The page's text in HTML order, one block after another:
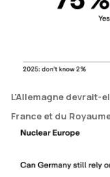
L'Allemagne devrait-
France et du